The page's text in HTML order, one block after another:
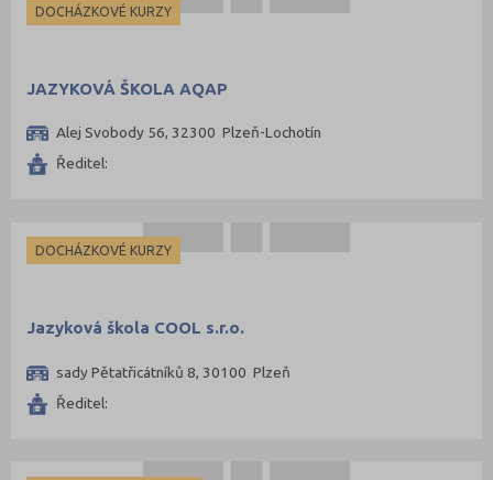
Praha-východ (5)
Prachatice (1)
Prostějov (2)
Přerov (3)
Rokycany (2)
Semily (1)
Strakonice (3)
Svitavy (3)
DOCHÁZKOVÉ KURZY
JAZYKOVÁ ŠKOLA AQAP
Alej Svobody 56, 32300 Plzeň-Lochotín
Ředitel:
DOCHÁZKOVÉ KURZY
Jazyková škola COOL s.r.o.
sady Pětatřicátníků 8, 30100 Plzeň
Ředitel: